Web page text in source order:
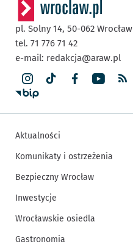
pl. Solny 14, 50-062 Wrocław
tel. 71 776 71 42
e-mail: redakcja@araw.pl
Aktualności
Komunikaty i ostrzeżenia
Bezpieczny Wrocław
Inwestycje
Wrocławskie osiedla
Gastronomia